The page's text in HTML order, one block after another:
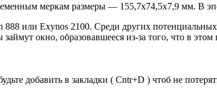
меркам размеры — 155,7х74,5х7,9 мм. В
888 или Exynos 2100. Среди других
окно, образовавшееся из-за того, что в
добавить в закладки ( Cntr+D ) чтоб не